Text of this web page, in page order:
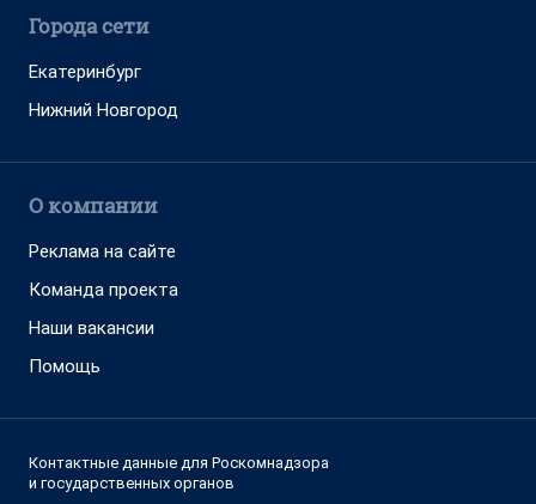
Города сети
Екатеринбург
Нижний Новгород
О компании
Реклама на сайте
Команда проекта
Наши вакансии
Помощь
Контактные данные для Роскомнадзора
и государственных органов